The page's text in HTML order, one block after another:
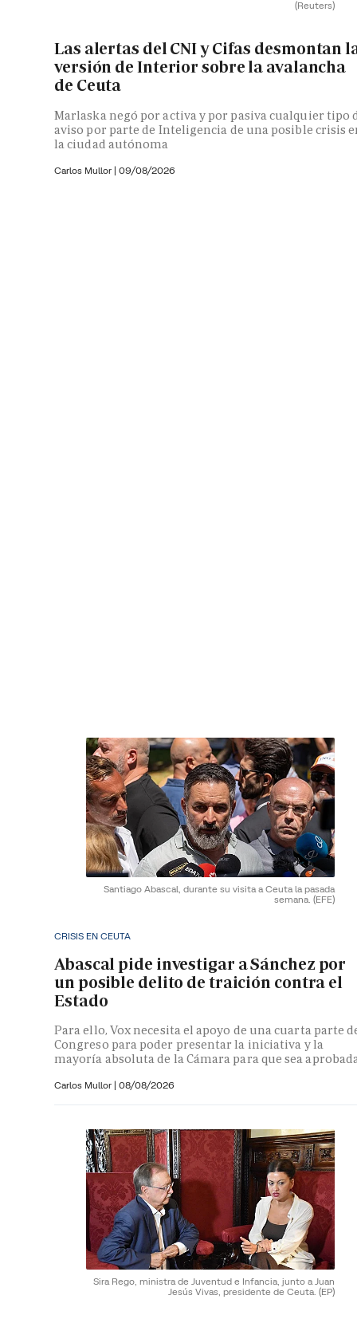
(Reuters)
Las alertas del CNI y Cifas desmontan
versión de Interior sobre la avalancha
de Ceuta
Marlaska negó por activa y por pasiva cualquier tipo
aviso por parte de Inteligencia de una posible crisis
la ciudad autónoma
Carlos Mullor | 09/08/2026
Santiago Abascal, durante su visita a Ceuta la pasada
semana. (EFE)
CRISIS EN CEUTA
Abascal pide investigar a Sánchez por
un posible delito de traición contra el
Estado
Para ello, Vox necesita el apoyo de una cuarta parte
Congreso para poder presentar la iniciativa y la
mayoría absoluta de la Cámara para que sea
Carlos Mullor | 08/08/2026
Sira Rego, ministra de Juventud e Infancia, junto a Juan
Jesús Vivas, presidente de Ceuta. (EP)